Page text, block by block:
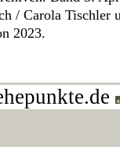
/ Carola
2023.